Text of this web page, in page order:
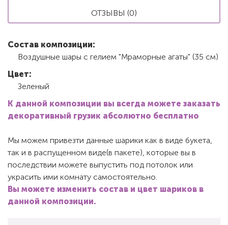
ОТЗЫВЫ (0)
Состав композиции:
Воздушные шары с гелием "Мраморные агаты" (35 см)
Цвет:
Зеленый
К данной композиции вы всегда можете заказать
декоративный грузик абсолютно бесплатно
Мы можем привезти данные шарики как в виде букета,
так и в распущенном виде(в пакете), которые вы в
последствии можете выпустить под потолок или
украсить ими комнату самостоятельно.
Вы можете изменить состав и цвет шариков в
данной композиции.